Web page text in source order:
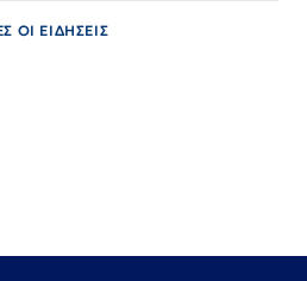
ΟΙ ΕΙΔΗΣΕΙΣ